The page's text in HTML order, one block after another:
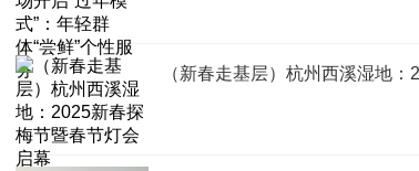
（新春走基层）杭州西溪湿地